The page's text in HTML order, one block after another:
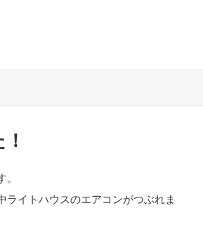
ライトハウスのエアコンがつぶれま